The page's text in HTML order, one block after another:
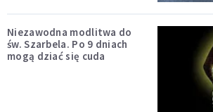
Niezawodna modlitwa do
św. Szarbela. Po 9 dniach
mogą dziać się cuda